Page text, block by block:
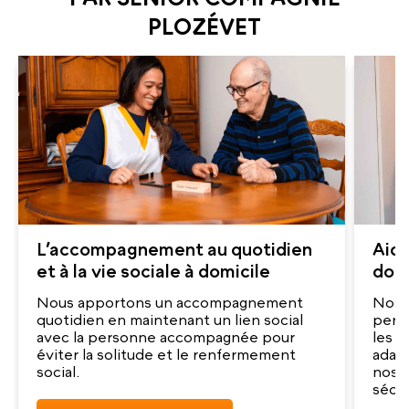
PLOZÉVET
L’accompagnement au quotidien
et à la vie sociale à domicile
Nous apportons un accompagnement
quotidien en maintenant un lien social
avec la personne accompagnée pour
éviter la solitude et le renfermement
social.
Nos
les
nos